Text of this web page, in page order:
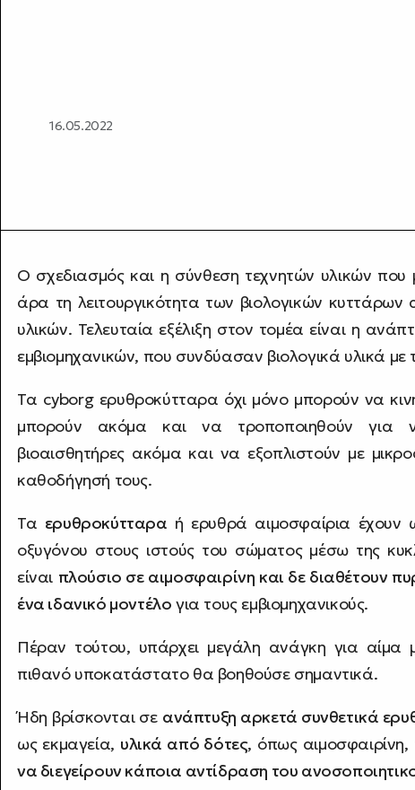
16.05.2022
Ο σχεδιασμός και η σύνθεση τεχνητών υλικών που
άρα τη λειτουργικότητα των βιολογικών κυττάρων
υλικών. Τελευταία εξέλιξη στον τομέα είναι η
εμβιομηχανικών, που συνδύασαν βιολογικά υλικά με
Τα cyborg ερυθροκύτταρα όχι μόνο μπορούν να
μπορούν ακόμα και να τροποποιηθούν για
βιοαισθητήρες ακόμα και να εξοπλιστούν με
καθοδήγησή τους.
Τα ερυθροκύτταρα ή ερυθρά αιμοσφαίρια
οξυγόνου στους ιστούς του σώματος μέσω της
είναι πλούσιο σε αιμοσφαιρίνη και δε διαθέτουν
ένα ιδανικό μοντέλο για τους εμβιομηχανικούς.
Πέραν τούτου, υπάρχει μεγάλη ανάγκη για
πιθανό υποκατάστατο θα βοηθούσε σημαντικά.
Ήδη βρίσκονται σε ανάπτυξη αρκετά συνθετικά
ως εκμαγεία, υλικά από δότες, όπως αιμοσφαιρίνη,
να διεγείρουν κάποια αντίδραση του